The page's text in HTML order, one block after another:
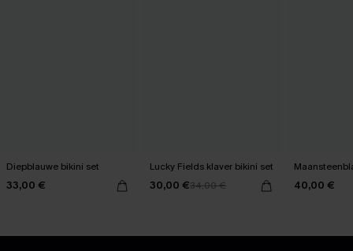
Diepblauwe bikini set
33,00 €
Lucky Fields klaver bikini set
30,00 €34,00 € 40,00 €